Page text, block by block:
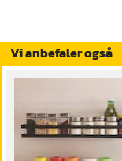
Vi anbefaler også